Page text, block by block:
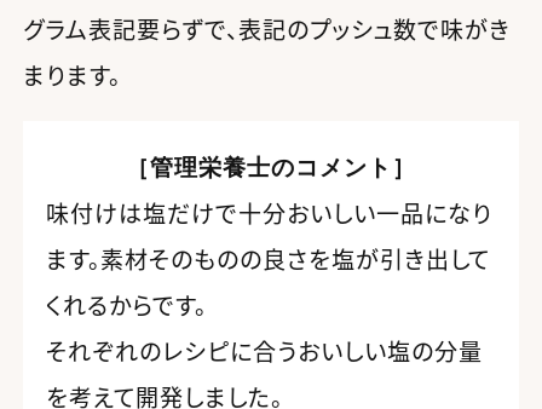
グラム表記要らずで、表記のプッシュ数で味がき
まります。
［管理栄養士のコメント］
味付けは塩だけで十分おいしい一品になり
ます。素材そのものの良さを塩が引き出して
くれるからです。
それぞれのレシピに合うおいしい塩の分量
を考えて開発しました。